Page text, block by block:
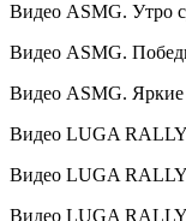
Видео ASMG. Утро
Видео ASMG.
Видео ASMG.
Видео LUGA
Видео LUGA
Видео LUGA